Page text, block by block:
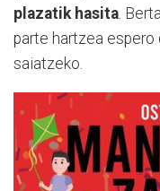
plazatik hasita.
parte hartzea espero
saiatzeko.